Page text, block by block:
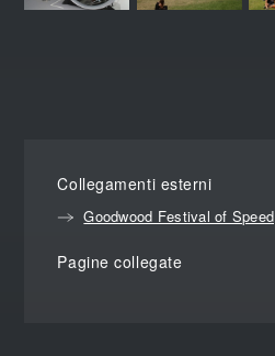
Collegamenti esterni
Goodwood Festival of Speed
Pagine collegate